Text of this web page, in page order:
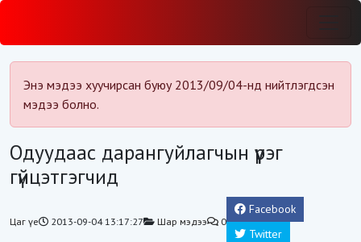
Энэ мэдээ хуучирсан буюу 2013/09/04-нд нийтлэгдсэн
мэдээ болно.
Одуудаас дарангуйлагчын үүрэг
гүйцэтгэгчид
Цаг үе 2013-09-04 13:17:27 Шар мэдээ 0
Facebook
Twitter